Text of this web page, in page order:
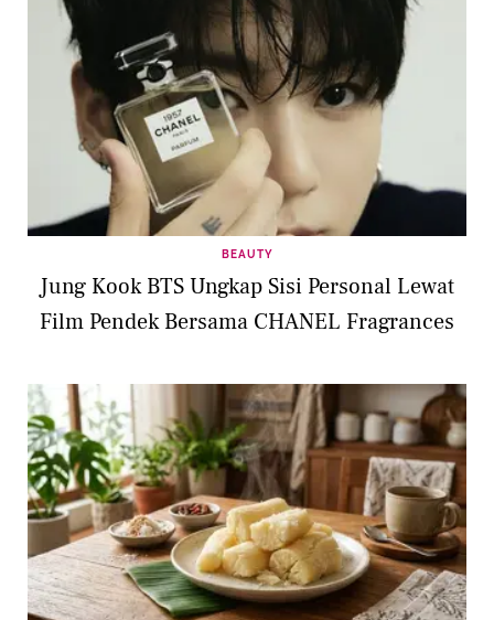
BEAUTY
Jung Kook BTS Ungkap Sisi Personal Lewat
Film Pendek Bersama CHANEL Fragrances